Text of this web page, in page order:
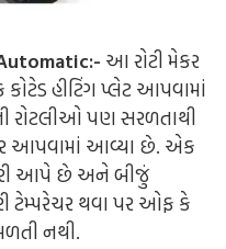
આ રોટી મેકર
હીટિંગ પ્લેટ આપવામાં
રોટલીઓ પણ સરળતાથી
આપવામાં આવ્યા છે. એક
આપે છે અને બીજું
ટેમ્પરેચર થવા પર ઓફ કે
નથી.